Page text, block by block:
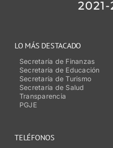
TELÉFONOS
LO MÁS DESTACADO
Secretaría de Finanzas
Secretaría de Educación
Secretaría de Turismo
Secretaría de Salud
Transparencia
PGJE